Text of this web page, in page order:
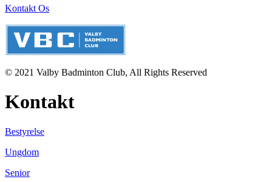
Kontakt Os
© 2021 Valby Badminton Club, All Rights Reserved
Kontakt
Bestyrelse
Ungdom
Senior